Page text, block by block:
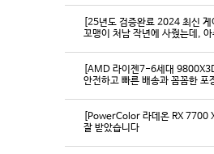
[25년도 검증완료 2024 최신
꼬맹이 처남 작년에 사줬는데,
[AMD 라이젠7-6세대
[PowerColor 라데온 RX 7700
잘 받았습니다